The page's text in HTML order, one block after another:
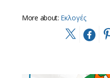
More about: Εκλογές